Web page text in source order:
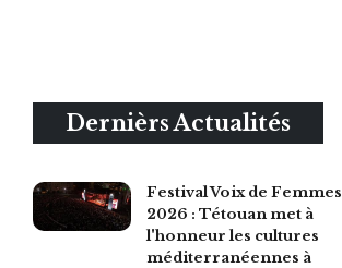
Dernièrs Actualités
Festival Voix de Femmes
2026 : Tétouan met à
l'honneur les cultures
méditerranéennes à